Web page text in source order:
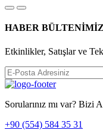
HABER
Etkinlikler, Satışlar ve
Sorularınız mı var? Bizi
+90 (554) 584 35 31